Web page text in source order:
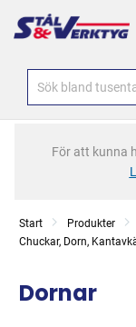
För att kunna
Start Produkter
Chuckar, Dorn,
Dornar